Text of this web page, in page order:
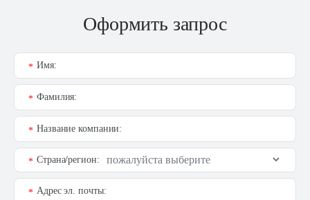
Оформить запрос
Имя:
*
Фамилия:
*
Название компании:
*
Страна/регион:
*
Адрес эл. почты:
*